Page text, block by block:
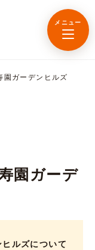
メニュー
園ガーデンヒルズ
園ガーデ
ルズについて